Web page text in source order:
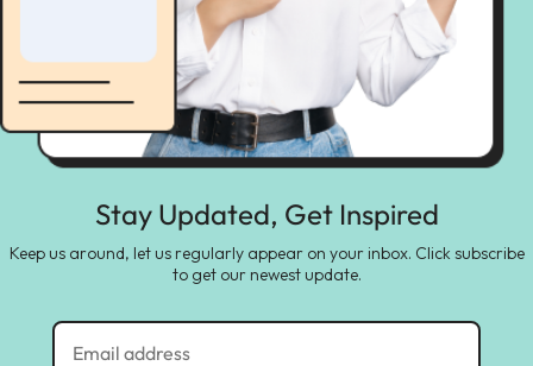
Stay Updated, Get Inspired
Keep us around, let us regularly appear on your inbox. Click subscribe
to get our newest update.